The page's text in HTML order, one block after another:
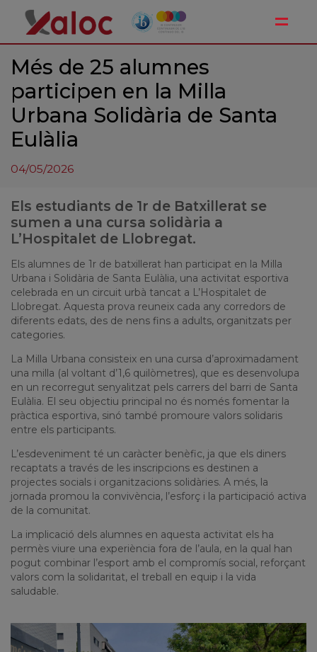
Més de 25 alumnes
participen en la Milla
Urbana Solidària de Santa
Eulàlia
04/05/2026
Els estudiants de 1r de Batxillerat se
sumen a una cursa solidària a
L’Hospitalet de Llobregat.
Els alumnes de 1r de batxillerat han participat en la Milla
Urbana i Solidària de Santa Eulàlia, una activitat esportiva
celebrada en un circuit urbà tancat a L’Hospitalet de
Llobregat. Aquesta prova reuneix cada any corredors de
diferents edats, des de nens fins a adults, organitzats per
categories.
La Milla Urbana consisteix en una cursa d’aproximadament
una milla (al voltant d’1,6 quilòmetres), que es desenvolupa
en un recorregut senyalitzat pels carrers del barri de Santa
Eulàlia. El seu objectiu principal no és només fomentar la
pràctica esportiva, sinó també promoure valors solidaris
entre els participants.
L’esdeveniment té un caràcter benèfic, ja que els diners
recaptats a través de les inscripcions es destinen a
projectes socials i organitzacions solidàries. A més, la
jornada promou la convivència, l’esforç i la participació activa
de la comunitat.
La implicació dels alumnes en aquesta activitat els ha
permès viure una experiència fora de l’aula, en la qual han
pogut combinar l’esport amb el compromís social, reforçant
valors com la solidaritat, el treball en equip i la vida
saludable.